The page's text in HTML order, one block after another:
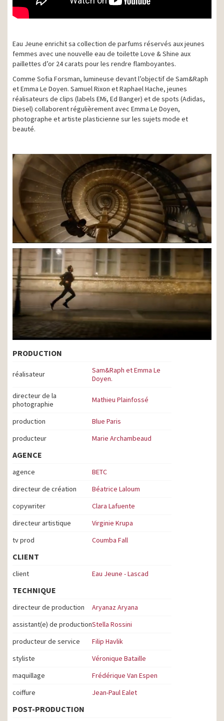
Eau Jeune enrichit sa collection de parfums réservés aux jeunes
femmes avec une nouvelle eau de toilette Love & Shine aux
paillettes d’or 24 carats pour les rendre flamboyantes.
Comme Sofia Forsman, lumineuse devant l’objectif de Sam&Raph
et Emma Le Doyen. Samuel Rixon et Raphael Hache, jeunes
réalisateurs de clips (labels EMi, Ed Banger) et de spots (Adidas,
Diesel) collaborent régulièrement avec Emma Le Doyen,
photographe et artiste plasticienne sur les sujets mode et
beauté.
PRODUCTION
réalisateur
Sam&Raph et Emma Le
Doyen.
directeur de la
photographie
Mathieu Plainfossé
production
Blue Paris
producteur
Marie Archambeaud
AGENCE
agence
BETC
directeur de création
Béatrice Laloum
copywriter
Clara Lafuente
directeur artistique
Virginie Krupa
tv prod
Coumba Fall
CLIENT
client Eau Jeune - Lascad
TECHNIQUE
directeur de production
Aryanaz Aryana
assistant(e) de productionStella Rossini
producteur de service
Filip Havlik
styliste
Véronique Bataille
maquillage
Frédérique Van Espen
coiffure
Jean-Paul Ealet
POST-PRODUCTION